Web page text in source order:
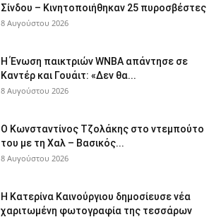
Σίνδου – Κινητοποιήθηκαν 25 πυροσβέστες
8 Αυγούστου 2026
Η Ένωση παικτριών WNBA απάντησε σε
Καντέρ και Γουάιτ: «Δεν θα...
8 Αυγούστου 2026
Ο Κωνσταντίνος Τζολάκης στο ντεμπούτο
του με τη Χαλ – Βασικός...
8 Αυγούστου 2026
Η Κατερίνα Καινούργιου δημοσίευσε νέα
χαριτωμένη φωτογραφία της τεσσάρων